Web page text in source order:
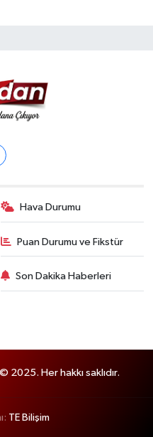
Hava Durumu
Puan Durumu ve Fikstür
Son Dakika Haberleri
2025. Her hakkı saklıdır.
TE Bilişim